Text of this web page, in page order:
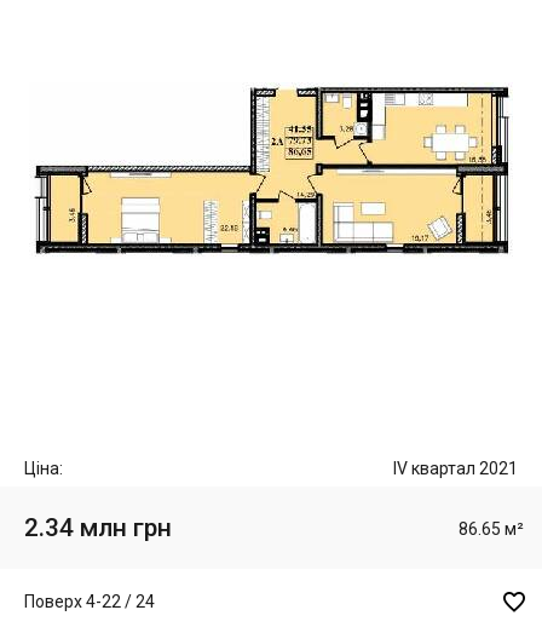
Ціна: IV квартал 2021
2.34 млн грн 86.65 м²
Поверх 4-22 / 24 